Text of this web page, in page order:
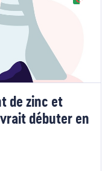
de zinc et
débuter en